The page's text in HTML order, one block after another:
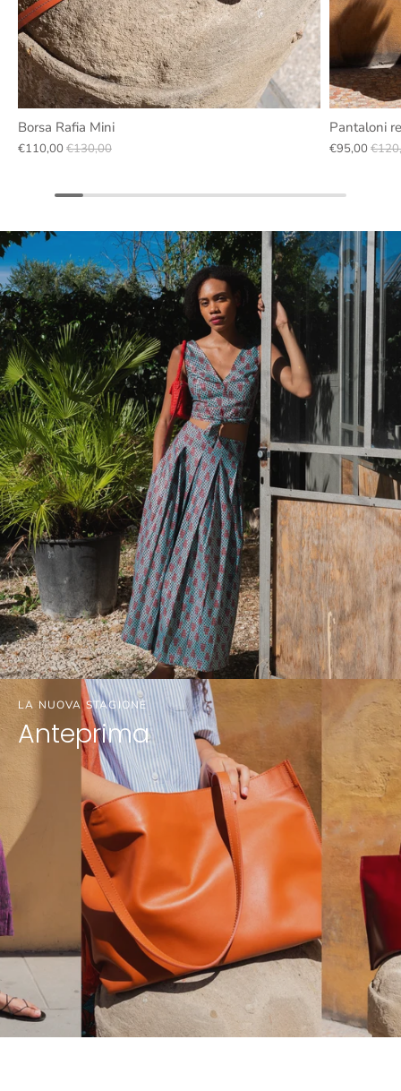
Borsa Rafia Mini
€110,00€130,00
Pantaloni
€95,00
LA NUOVA STAGIONE
Anteprima